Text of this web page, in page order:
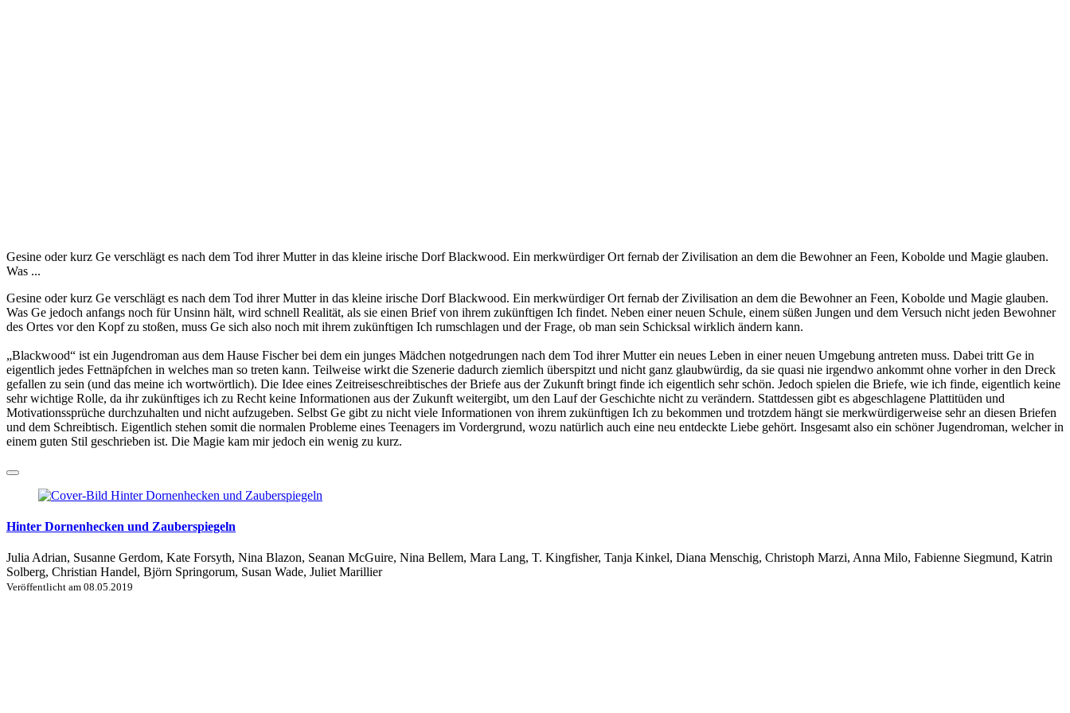
Gesine oder kurz Ge verschlägt es nach dem Tod ihrer Mutter in das kleine irische Dorf Blackwood. Ein merkwürdiger Ort fernab der Zivilisation an dem die Bewohner an Feen, Kobolde und Magie glauben.
Was ...
Gesine oder kurz Ge verschlägt es nach dem Tod ihrer Mutter in das kleine irische Dorf Blackwood. Ein merkwürdiger Ort fernab der Zivilisation an dem die Bewohner an Feen, Kobolde und Magie glauben.
Was Ge jedoch anfangs noch für Unsinn hält, wird schnell Realität, als sie einen Brief von ihrem zukünftigen Ich findet. Neben einer neuen Schule, einem süßen Jungen und dem Versuch nicht jeden Bewohner
des Ortes vor den Kopf zu stoßen, muss Ge sich also noch mit ihrem zukünftigen Ich rumschlagen und der Frage, ob man sein Schicksal wirklich ändern kann.
„Blackwood“ ist ein Jugendroman aus dem Hause Fischer bei dem ein junges Mädchen notgedrungen nach dem Tod ihrer Mutter ein neues Leben in einer neuen Umgebung antreten muss. Dabei tritt Ge in
eigentlich jedes Fettnäpfchen in welches man so treten kann. Teilweise wirkt die Szenerie dadurch ziemlich überspitzt und nicht ganz glaubwürdig, da sie quasi nie irgendwo ankommt ohne vorher in den Dreck
gefallen zu sein (und das meine ich wortwörtlich). Die Idee eines Zeitreiseschreibtisches der Briefe aus der Zukunft bringt finde ich eigentlich sehr schön. Jedoch spielen die Briefe, wie ich finde, eigentlich keine
sehr wichtige Rolle, da ihr zukünftiges ich zu Recht keine Informationen aus der Zukunft weitergibt, um den Lauf der Geschichte nicht zu verändern. Stattdessen gibt es abgeschlagene Plattitüden und
Motivationssprüche durchzuhalten und nicht aufzugeben. Selbst Ge gibt zu nicht viele Informationen von ihrem zukünftigen Ich zu bekommen und trotzdem hängt sie merkwürdigerweise sehr an diesen Briefen
und dem Schreibtisch. Eigentlich stehen somit die normalen Probleme eines Teenagers im Vordergrund, wozu natürlich auch eine neu entdeckte Liebe gehört. Insgesamt also ein schöner Jugendroman, welcher in
einem guten Stil geschrieben ist. Die Magie kam mir jedoch ein wenig zu kurz.
Hinter Dornenhecken und Zauberspiegeln
Julia Adrian, Susanne Gerdom, Kate Forsyth, Nina Blazon, Seanan McGuire, Nina Bellem, Mara Lang, T. Kingfisher, Tanja Kinkel, Diana Menschig, Christoph Marzi, Anna Milo, Fabienne Siegmund, Katrin
Solberg, Christian Handel, Björn Springorum, Susan Wade, Juliet Marillier
Veröffentlicht am 08.05.2019